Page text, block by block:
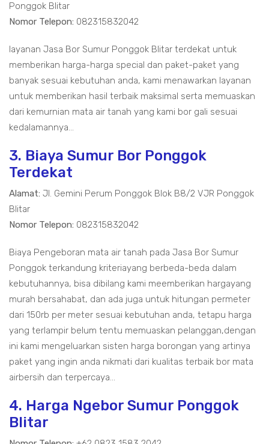
Ponggok Blitar
Nomor Telepon: 082315832042
layanan Jasa Bor Sumur Ponggok Blitar terdekat untuk
memberikan harga-harga special dan paket-paket yang
banyak sesuai kebutuhan anda, kami menawarkan layanan
untuk memberikan hasil terbaik maksimal serta memuaskan
dari kemurnian mata air tanah yang kami bor gali sesuai
kedalamannya...
3. Biaya Sumur Bor Ponggok
Terdekat
Alamat: Jl. Gemini Perum Ponggok Blok B8/2 VJR Ponggok
Blitar
Nomor Telepon: 082315832042
Biaya Pengeboran mata air tanah pada Jasa Bor Sumur
Ponggok terkandung kriteriayang berbeda-beda dalam
kebutuhannya, bisa dibilang kami meemberikan hargayang
murah bersahabat, dan ada juga untuk hitungan permeter
dari 150rb per meter sesuai kebutuhan anda, tetapu harga
yang terlampir belum tentu memuaskan pelanggan,dengan
ini kami mengeluarkan sisten harga borongan yang artinya
paket yang ingin anda nikmati dari kualitas terbaik bor mata
airbersih dan terpercaya...
4. Harga Ngebor Sumur Ponggok
Blitar